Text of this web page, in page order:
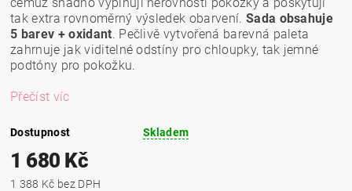
tak extra rovnoměrný výsledek obarvení. Sada obsahuje
5 barev + oxidant. Pečlivě vytvořená barevná paleta
zahrnuje jak viditelné odstíny pro chloupky, tak jemné
podtóny pro pokožku.
Přečíst víc
Dostupnost Skladem
1 680 Kč
1 388 Kč bez DPH